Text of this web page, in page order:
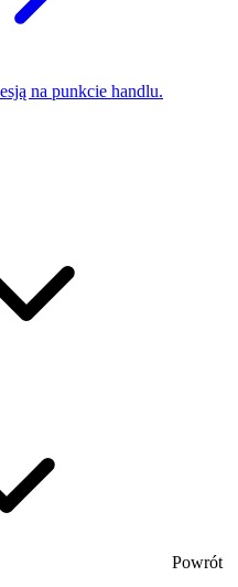
na punkcie handlu.
Powrót